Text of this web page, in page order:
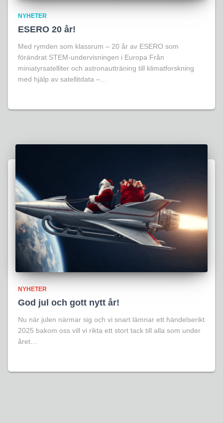
NYHETER
ESERO 20 år!
Med rymden som klassrum – 20 år av ESERO som
förändrat STEM-undervisningen i Europa Från
miniatyrsatelliter och astronautträning till klimatforskning
med hjälp av satellitdata –…
NYHETER
God jul och gott nytt år!
Nu när julen närmar sig och vi snart lämnar ett händelserikt
2025 bakom oss vill vi rikta ett stort tack till alla som under
året…